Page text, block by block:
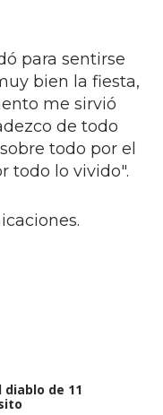
para sentirse
bien la fiesta,
me sirvió
de todo
todo por el
todo lo vivido".
de 11